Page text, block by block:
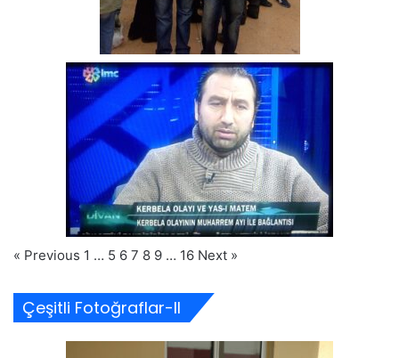
« Previous 1 … 5 6 7 8 9 … 16 Next »
Çeşitli Fotoğraflar-II